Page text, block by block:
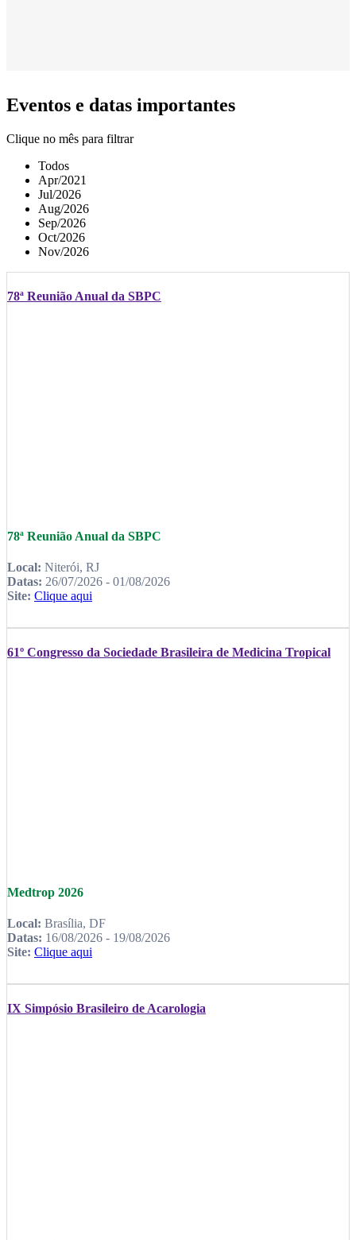
Eventos e datas importantes
Clique no mês para filtrar
Todos
Apr/2021
Jul/2026
Aug/2026
Sep/2026
Oct/2026
Nov/2026
78ª Reunião Anual da SBPC
78ª Reunião Anual da SBPC
Local: Niterói, RJ
Datas: 26/07/2026 - 01/08/2026
Site: Clique aqui
61º Congresso da Sociedade Brasileira de Medicina Tropical
Medtrop 2026
Local: Brasília, DF
Datas: 16/08/2026 - 19/08/2026
Site: Clique aqui
IX Simpósio Brasileiro de Acarologia